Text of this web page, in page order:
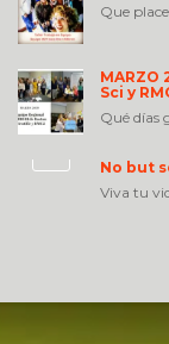
Que
MARZO
Sci y
Qué días
No but
Viva tu